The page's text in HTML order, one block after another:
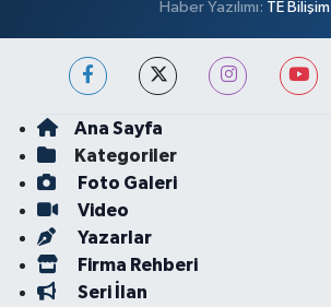
Haber Yazılımı: TE Bilişim
Ana Sayfa
Kategoriler
Foto Galeri
Video
Yazarlar
Firma Rehberi
Seri İlan